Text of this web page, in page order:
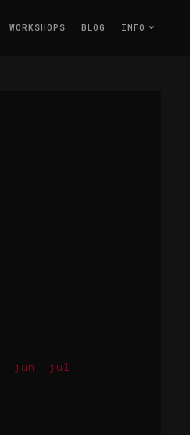
WORKSHOPS BLOG INFO
jun
jul